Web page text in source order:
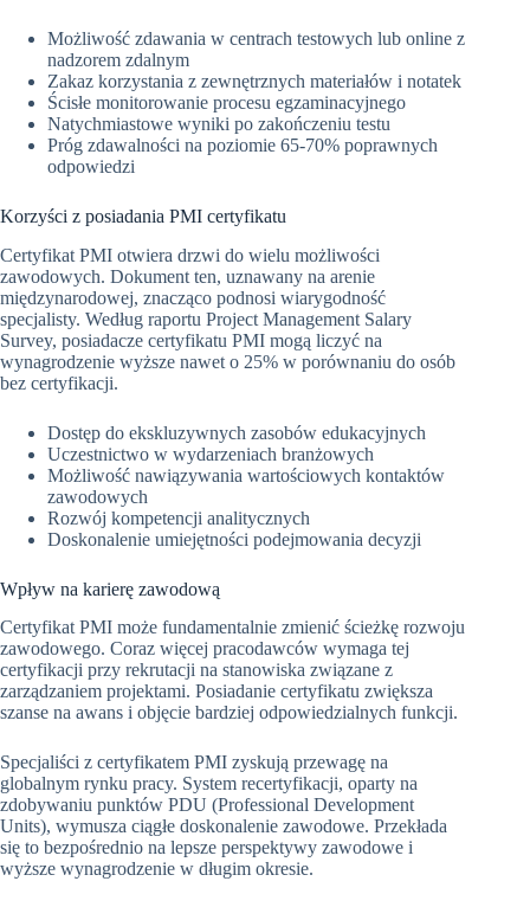
Możliwość zdawania w centrach testowych lub online z
nadzorem zdalnym
Zakaz korzystania z zewnętrznych materiałów i notatek
Ścisłe monitorowanie procesu egzaminacyjnego
Natychmiastowe wyniki po zakończeniu testu
Próg zdawalności na poziomie 65-70% poprawnych
odpowiedzi
Korzyści z posiadania PMI certyfikatu
Certyfikat PMI otwiera drzwi do wielu możliwości
zawodowych. Dokument ten, uznawany na arenie
międzynarodowej, znacząco podnosi wiarygodność
specjalisty. Według raportu Project Management Salary
Survey, posiadacze certyfikatu PMI mogą liczyć na
wynagrodzenie wyższe nawet o 25% w porównaniu do osób
bez certyfikacji.
Dostęp do ekskluzywnych zasobów edukacyjnych
Uczestnictwo w wydarzeniach branżowych
Możliwość nawiązywania wartościowych kontaktów
zawodowych
Rozwój kompetencji analitycznych
Doskonalenie umiejętności podejmowania decyzji
Wpływ na karierę zawodową
Certyfikat PMI może fundamentalnie zmienić ścieżkę rozwoju
zawodowego. Coraz więcej pracodawców wymaga tej
certyfikacji przy rekrutacji na stanowiska związane z
zarządzaniem projektami. Posiadanie certyfikatu zwiększa
szanse na awans i objęcie bardziej odpowiedzialnych funkcji.
Specjaliści z certyfikatem PMI zyskują przewagę na
globalnym rynku pracy. System recertyfikacji, oparty na
zdobywaniu punktów PDU (Professional Development
Units), wymusza ciągłe doskonalenie zawodowe. Przekłada
się to bezpośrednio na lepsze perspektywy zawodowe i
wyższe wynagrodzenie w długim okresie.